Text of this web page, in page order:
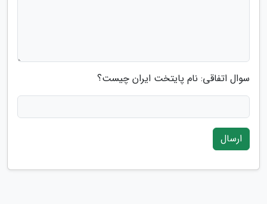
سوال اتفاقی: نام پایتخت ایران چیست؟
ارسال